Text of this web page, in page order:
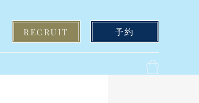
RECRUIT 予約